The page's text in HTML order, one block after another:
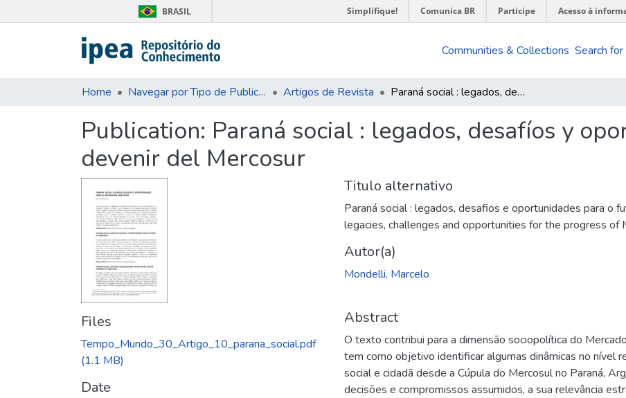
BRASIL Simplifique! Comunica BR Participe Acesso à
Communities & Collections Search for
Home Navegar por Tipo de Publicação Artigos de Revista Paraná social : legados, desafíos y oportunidades para el devenir del Mercosur
Publication: Paraná social : legados, desafíos y
devenir del Mercosur
Files
Tempo_Mundo_30_Artigo_10_parana_social.pdf
(1.1 MB)
Date
Titulo alternativo
Paraná social : legados, desafios e oportunidades para o
legacies, challenges and opportunities for the progress of
Autor(a)
Mondelli, Marcelo
Abstract
O texto contribui para a dimensão sociopolítica do
tem como objetivo identificar algumas dinâmicas no nível
social e cidadã desde a Cúpula do Mercosul no Paraná,
decisões e compromissos assumidos, a sua relevância